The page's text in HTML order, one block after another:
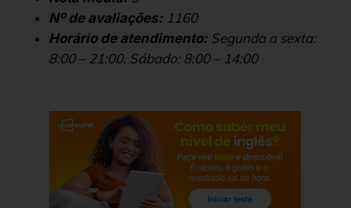
Nº de avaliações: 1160
Horário de atendimento: Segunda a sexta:
8:00 – 21:00, Sábado: 8:00 – 14:00